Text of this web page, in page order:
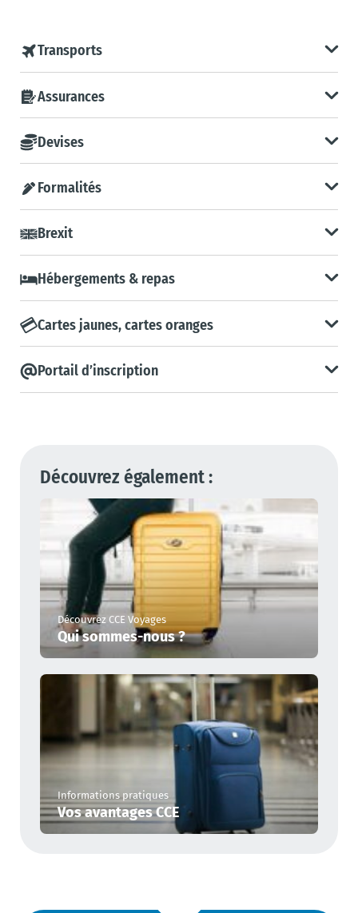
Transports
Assurances
Devises
Formalités
Brexit
Hébergements & repas
Cartes jaunes, cartes oranges
Portail d’inscription
Découvrez également :
Découvrez CCE Voyages
Qui sommes-nous ?
Informations pratiques
Vos avantages CCE